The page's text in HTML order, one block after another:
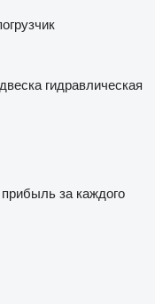
гидравлическая
за каждого